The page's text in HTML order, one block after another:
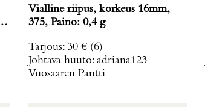
Vialline riipus, korkeus 16mm,
375, Paino: 0,4 g
Tarjous: 30 € (6)
Johtava huuto: adriana123_
Vuosaaren Pantti